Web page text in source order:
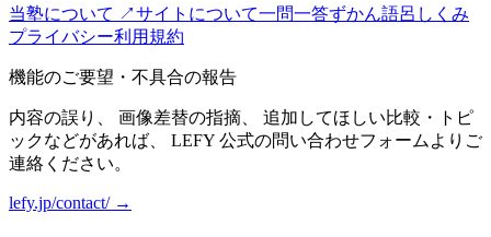
当塾について ↗サイトについて一問一答ずかん語呂 しくみ
プライバシー利用規約
機能のご要望・不具合の報告
内容の誤り、 画像差替の指摘、 追加してほしい比較・トピ
ックなどがあれば、 LEFY 公式の問い合わせフォームよりご
連絡ください。
lefy.jp/contact/ →